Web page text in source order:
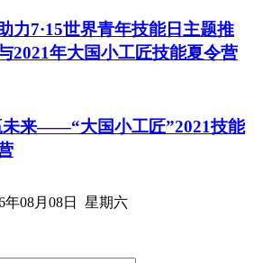
力7·15世界青年技能日主题推
2021年大国小工匠技能夏令营
未来——“大国小工匠”2021技能
年08月08日 星期六